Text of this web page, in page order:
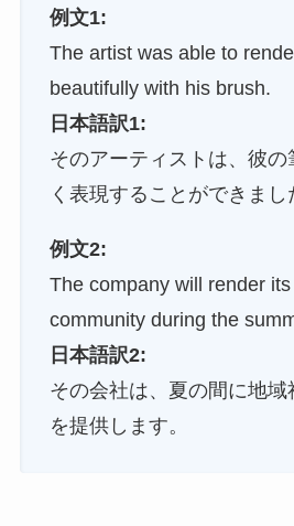
例文1:
The artist was able to
beautifully with his brush.
日本語訳1:
そのアーティストは、彼の
く表現することができまし
例文2:
The company will render
community during the
日本語訳2:
その会社は、夏の間に地域
を提供します。